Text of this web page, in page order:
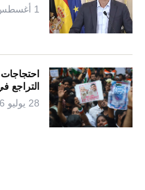
1 أغسطس 2026
التراجع
28 يوليو 2026